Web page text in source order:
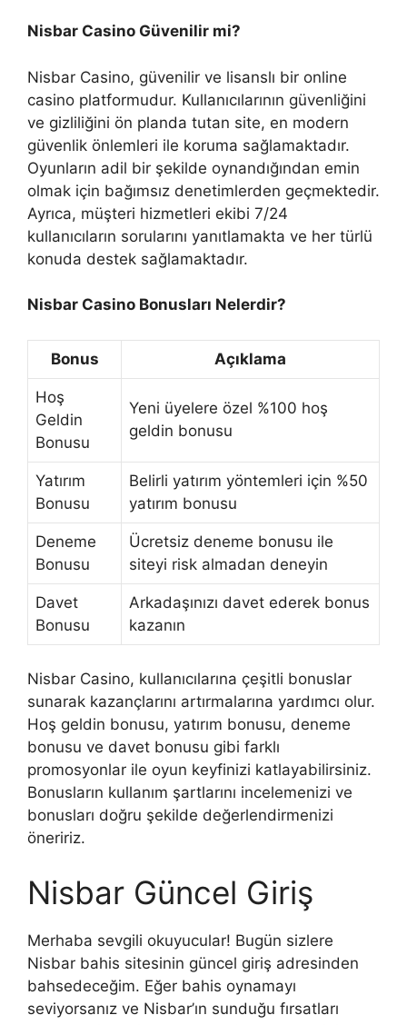
Nisbar Casino Güvenilir mi?
Nisbar Casino, güvenilir ve lisanslı bir online
casino platformudur. Kullanıcılarının güvenliğini
ve gizliliğini ön planda tutan site, en modern
güvenlik önlemleri ile koruma sağlamaktadır.
Oyunların adil bir şekilde oynandığından emin
olmak için bağımsız denetimlerden geçmektedir.
Ayrıca, müşteri hizmetleri ekibi 7/24
kullanıcıların sorularını yanıtlamakta ve her türlü
konuda destek sağlamaktadır.
Nisbar Casino Bonusları Nelerdir?
Bonus Açıklama
Hoş
Geldin
Bonusu
Yeni üyelere özel %100 hoş
geldin bonusu
Yatırım
Bonusu
Belirli yatırım yöntemleri için %50
yatırım bonusu
Deneme
Bonusu
Ücretsiz deneme bonusu ile
siteyi risk almadan deneyin
Davet
Bonusu
Arkadaşınızı davet ederek bonus
kazanın
Nisbar Casino, kullanıcılarına çeşitli bonuslar
sunarak kazançlarını artırmalarına yardımcı olur.
Hoş geldin bonusu, yatırım bonusu, deneme
bonusu ve davet bonusu gibi farklı
promosyonlar ile oyun keyfinizi katlayabilirsiniz.
Bonusların kullanım şartlarını incelemenizi ve
bonusları doğru şekilde değerlendirmenizi
öneririz.
Nisbar Güncel Giriş
Merhaba sevgili okuyucular! Bugün sizlere
Nisbar bahis sitesinin güncel giriş adresinden
bahsedeceğim. Eğer bahis oynamayı
seviyorsanız ve Nisbar’ın sunduğu fırsatları